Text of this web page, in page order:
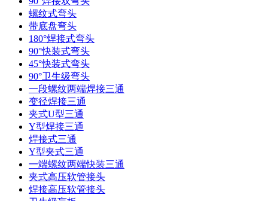
螺纹式弯头
带底盘弯头
180°焊接式弯头
90°快装式弯头
45°快装式弯头
90°卫生级弯头
一段螺纹两端焊接三通
变径焊接三通
夹式U型三通
Y型焊接三通
焊接式三通
Y型夹式三通
一端螺纹两端快装三通
夹式高压软管接头
焊接高压软管接头